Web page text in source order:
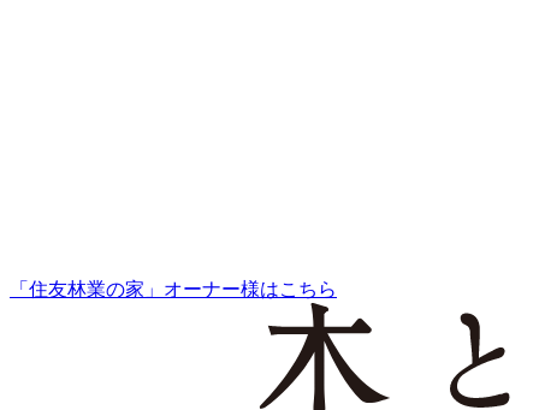
「住友林業の家」オーナー様はこちら